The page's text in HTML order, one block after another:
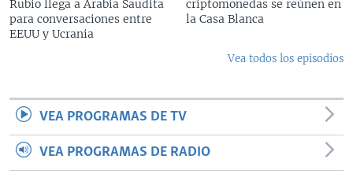
Rubio llega a Arabia Saudita
para conversaciones entre
EEUU y Ucrania
criptomonedas se reúnen en
la Casa Blanca
Vea todos los episodios
VEA PROGRAMAS DE TV
VEA PROGRAMAS DE RADIO